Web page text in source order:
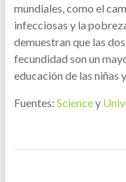
mundiales, como el
infecciosas y la
demuestran que las
fecundidad son un
educación de las niñas
Fuentes: Sciencey